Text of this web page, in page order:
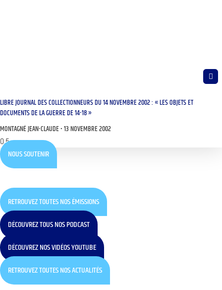
LIBRE JOURNAL DES COLLECTIONNEURS DU 14 NOVEMBRE 2002 : « LES OBJETS ET
DOCUMENTS DE LA GUERRE DE 14-18 »
MONTAGNÉ JEAN-CLAUDE 13 NOVEMBRE 2002
NOUS SOUTENIR
RETROUVEZ TOUTES NOS ÉMISSIONS
DÉCOUVREZ TOUS NOS PODCAST
DÉCOUVREZ NOS VIDÉOS YOUTUBE
RETROUVEZ TOUTES NOS ACTUALITÉS